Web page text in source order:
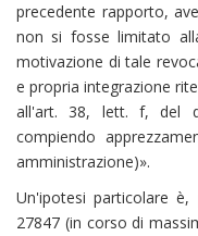
precedente rapporto,
non si fosse limitato
motivazione di tale
e propria integrazione
all'art. 38, lett. f, del
compiendo
amministrazione)».
Un'ipotesi particolare
27847 (in corso di